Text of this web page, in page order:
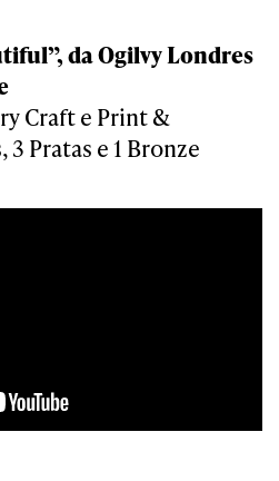
da Ogilvy Londres
Craft e Print &
Pratas e 1 Bronze